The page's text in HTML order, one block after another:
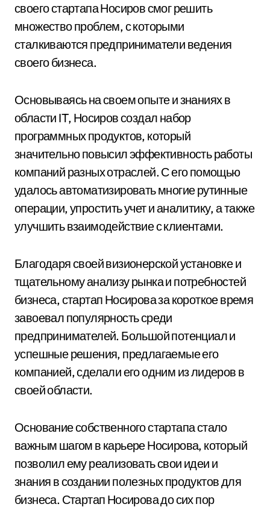
своего стартапа Носиров смог решить
множество проблем, с которыми
сталкиваются предприниматели ведения
своего бизнеса.
Основываясь на своем опыте и знаниях в
области IT, Носиров создал набор
программных продуктов, который
значительно повысил эффективность работы
компаний разных отраслей. С его помощью
удалось автоматизировать многие рутинные
операции, упростить учет и аналитику, а также
улучшить взаимодействие с клиентами.
Благодаря своей визионерской установке и
тщательному анализу рынка и потребностей
бизнеса, стартап Носирова за короткое время
завоевал популярность среди
предпринимателей. Большой потенциал и
успешные решения, предлагаемые его
компанией, сделали его одним из лидеров в
своей области.
Основание собственного стартапа стало
важным шагом в карьере Носирова, который
позволил ему реализовать свои идеи и
знания в создании полезных продуктов для
бизнеса. Стартап Носирова до сих пор